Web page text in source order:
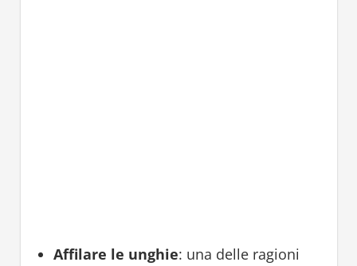
Affilare le unghie: una delle ragioni